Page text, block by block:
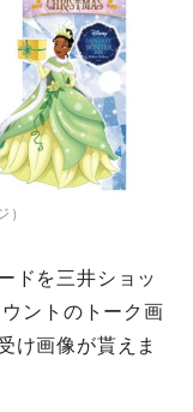
）
ドを三井ショッ
ントのトーク画
け画像が貰えま